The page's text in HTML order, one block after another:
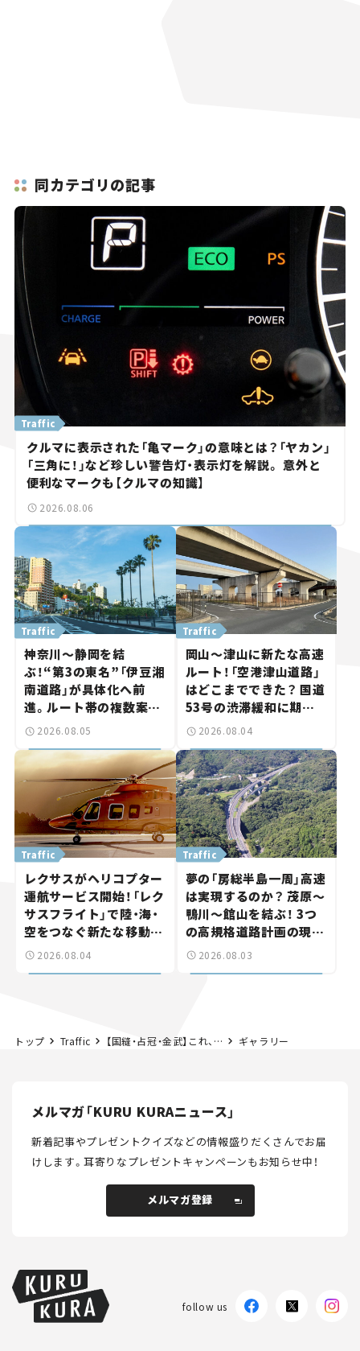
同カテゴリの記事
クルマに表示された「亀マーク」の意味とは？「ヤカン」
「三角に！」など珍しい警告灯・表示灯を解説。 意外と
便利なマークも【クルマの知識】
Traffic
2026.08.06
神奈川～静岡を結
ぶ！“第3の東名”「伊豆湘
南道路」が具体化へ前
進。ルート帯の複数案検
討へ。熱海まで信号ゼロ
道路計画】
Traffic
2026.08.05
岡山～津山に新たな高速
ルート！「空港津山道路」
はどこまでできた？ 国道
53号の渋滞緩和に期待。
岡山市側でも動きが【い
Traffic
2026.08.04
レクサスがヘリコプター
運航サービス開始！「レク
サスフライト」で陸・海・
空をつなぐ新たな移動体
験とは
Traffic
2026.08.04
夢の「房総半島一周」高速
は実現するのか？ 茂原～
鴨川～館山を結ぶ！ 3つ
の高規格道路計画の現
状。「館山鴨川道路」で検
Traffic
2026.08.03
トップ Traffic 【国縫・占冠・金武】これ、読める？ 高速道路の難読ICに挑戦！ ギャラリー
メルマガ「KURU KURAニュース」
新着記事やプレゼントクイズなどの情報盛りだくさんでお届
けします。耳寄りなプレゼントキャンペーンもお知らせ中！
メルマガ登録
follow us